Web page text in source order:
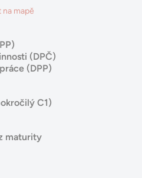
mapě
(DPČ)
(DPP)
C1)
maturity